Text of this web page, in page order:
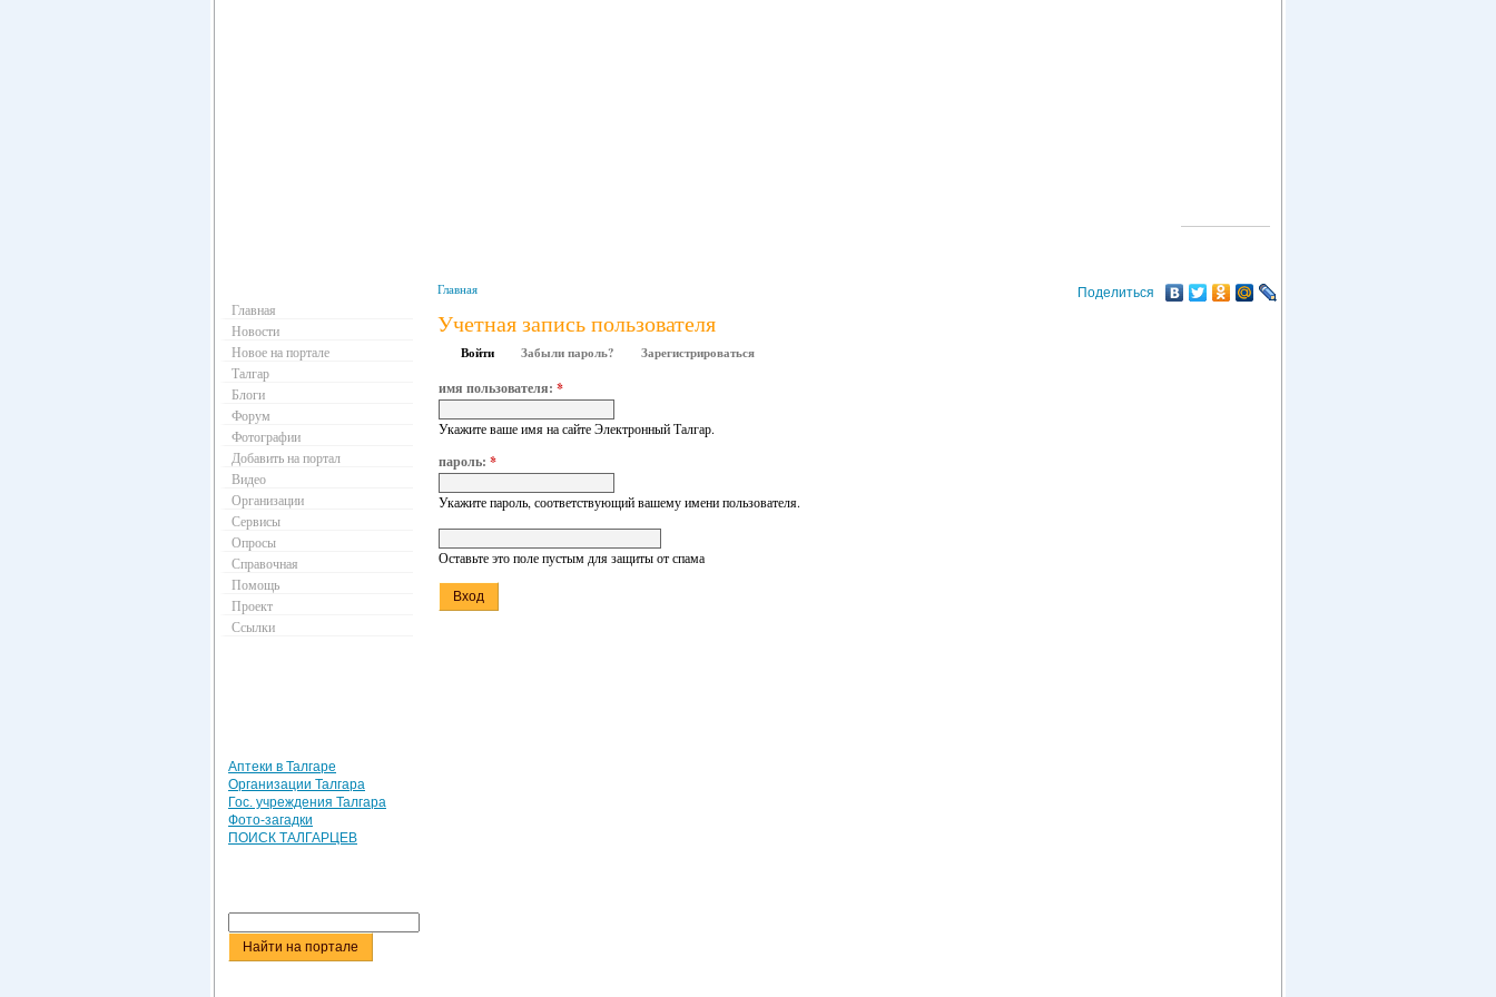
Поделиться
Главная
Учетная запись пользователя
Войти Забыли пароль? Зарегистрироваться
имя пользователя: *
Укажите ваше имя на сайте Электронный Талгар.
пароль: *
Укажите пароль, соответствующий вашему имени пользователя.
Оставьте это поле пустым для защиты от спама
Главная
Новости
Новое на портале
Талгар
Блоги
Форум
Фотографии
Добавить на портал
Видео
Организации
Сервисы
Опросы
Справочная
Помощь
Проект
Ссылки
Аптеки в Талгаре
Организации Талгара
Гос. учреждения Талгара
Фото-загадки
ПОИСК ТАЛГАРЦЕВ